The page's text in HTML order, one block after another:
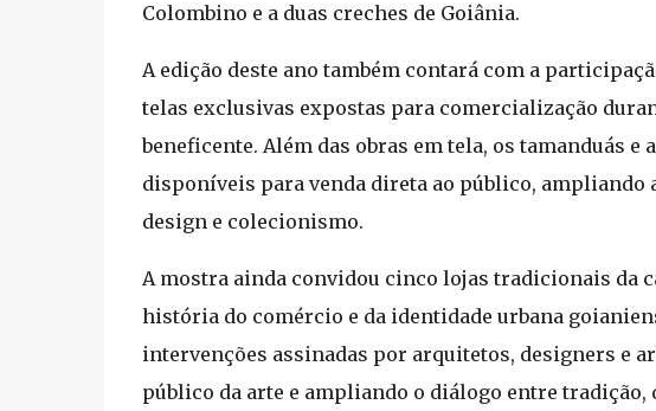
Colombino e a duas creches de Goiânia.
A edição deste ano também contará com a
telas exclusivas expostas para comercialização
beneficente. Além das obras em tela, os tamanduás
disponíveis para venda direta ao público, ampliando
design e colecionismo.
A mostra ainda convidou cinco lojas tradicionais da
história do comércio e da identidade urbana
intervenções assinadas por arquitetos, designers e
público da arte e ampliando o diálogo entre tradição,